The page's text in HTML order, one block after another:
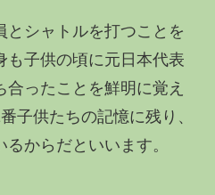
とシャトルを打つことを
も子供の頃に元日本代表
ったことを鮮明に覚え
子供たちの記憶に残り、
からだといいます。